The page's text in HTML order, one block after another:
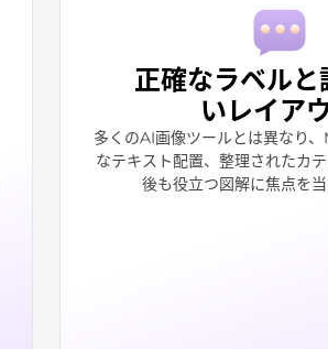
正確なラベルと
いレイア
多くのAI画像ツールとは異なり
なテキスト配置、整理されたカ
後も役立つ図解に焦点を当